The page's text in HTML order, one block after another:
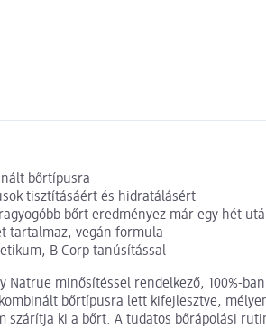
bőrtípusra
tisztításáért és hidratálásért
bőrt eredményez már egy hét
tartalmaz, vegán formula
B Corp tanúsítással
Natrue minősítéssel rendelkező, 100%-
bőrtípusra lett kifejlesztve,
ki a bőrt. A tudatos bőrápolási